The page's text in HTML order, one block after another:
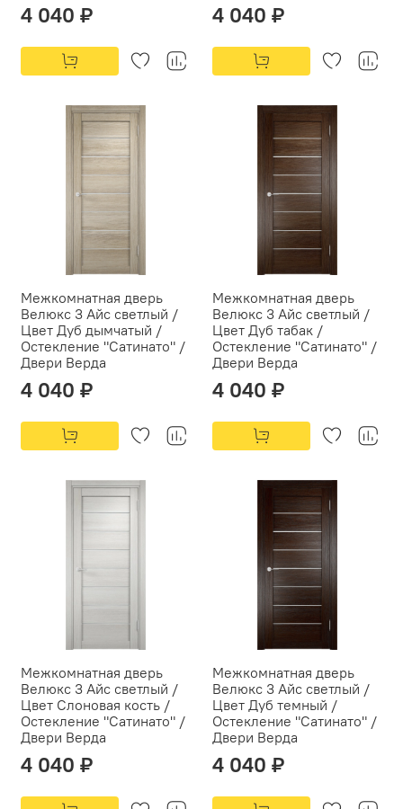
4 040 ₽ 4 040 ₽
Межкомнатная дверь
Велюкс 3 Айс светлый /
Цвет Дуб дымчатый /
Остекление "Сатинато" /
Двери Верда
4 040 ₽
Межкомнатная дверь
Велюкс 3 Айс светлый /
Цвет Дуб табак /
Остекление "Сатинато" /
Двери Верда
4 040 ₽
Межкомнатная дверь
Велюкс 3 Айс светлый /
Цвет Слоновая кость /
Остекление "Сатинато" /
Двери Верда
4 040 ₽
Межкомнатная дверь
Велюкс 3 Айс светлый /
Цвет Дуб темный /
Остекление "Сатинато" /
Двери Верда
4 040 ₽